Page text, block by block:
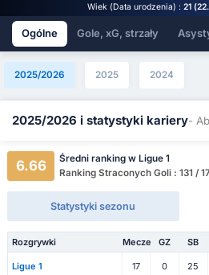
Wiek (Data urodzenia) : 21
Ogólne Gole, xG, strzały
2025/2026 2025 2024
2025/2026 i statystyki kariery-
6.66
Średni ranking w Ligue 1
Ranking Straconych Goli : 131 /
Statystyki sezonu
Rozgrywki Mecze GZ SB
Ligue 1 17 0 25